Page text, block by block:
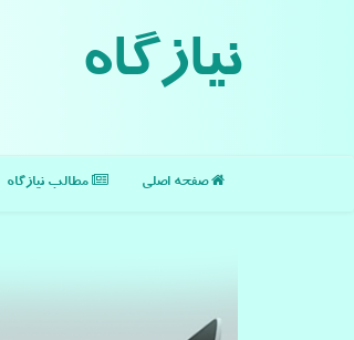
نیازگاه
صفحه اصلی مطالب نیازگاه